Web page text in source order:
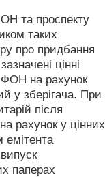
та проспекту
таких
про придбання
цінні
ФОН на рахунок
у зберігача. При
після
рахунок у цінних
емітента
паперах